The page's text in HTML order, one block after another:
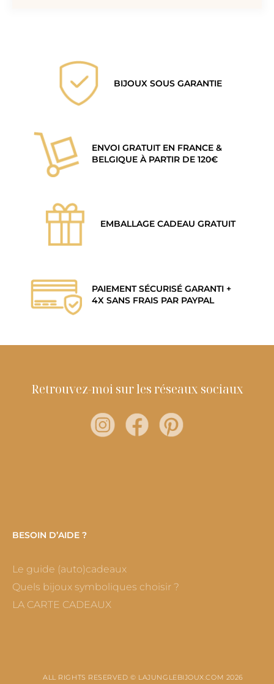
BIJOUX SOUS GARANTIE
ENVOI GRATUIT EN FRANCE &
BELGIQUE À PARTIR DE 120€
EMBALLAGE CADEAU GRATUIT
PAIEMENT SÉCURISÉ GARANTI +
4X SANS FRAIS PAR PAYPAL
Retrouvez-moi sur les réseaux sociaux
BESOIN D’AIDE ?
Le guide (auto)cadeaux
Quels bijoux symboliques choisir ?
LA CARTE CADEAUX
ALL RIGHTS RESERVED © LAJUNGLEBIJOUX.COM 2026